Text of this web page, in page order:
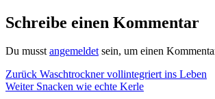
Schreibe einen Kommentar
Du musstangemeldetsein, um einen
Beitragsnavigation
Zurück Vorheriger
Beitrag:
Waschtrockner vollintegriert ins Leben
Weiter Nächster
Snacken wie echte Kerle